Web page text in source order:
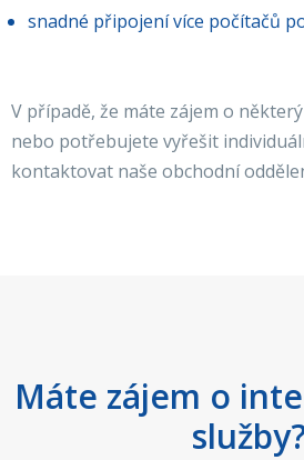
snadné připojení více počítačů
V případě, že máte zájem o
nebo potřebujete vyřešit
kontaktovat naše obchodní
Máte zájem o